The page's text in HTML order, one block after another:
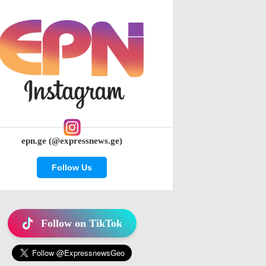
epn.ge (@expressnews.ge)
Follow Us
Follow on TikTok